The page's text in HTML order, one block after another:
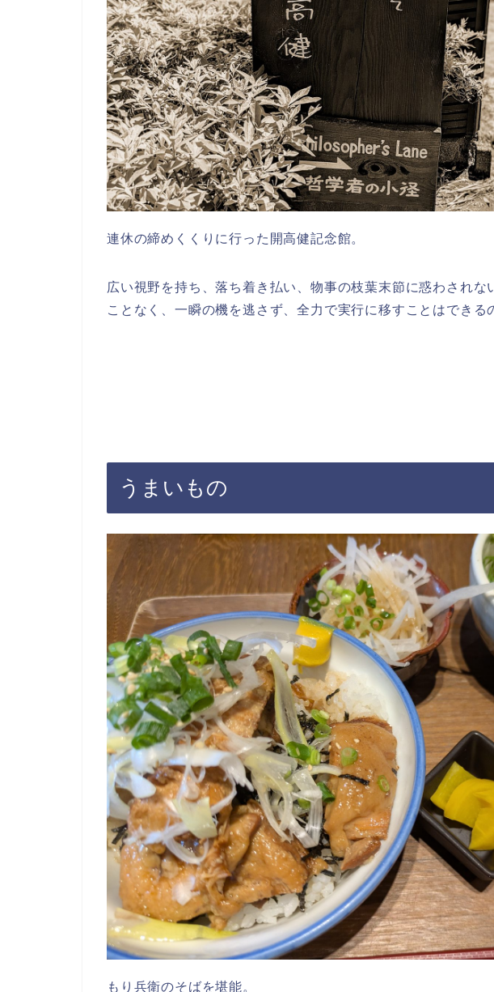
連休の締めくくりに行った開高健記念館。
広い視野を持ち、落ち着き払い、物事の枝葉末節に惑わされな
ことなく、一瞬の機を逃さず、全力で実行に移すことはできる
うまいもの
もり兵衛のそばを堪能。